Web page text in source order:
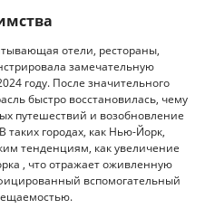
отели, рестораны,
замечательную
году. После значительного
быстро восстановилась, чему
путешествий и возобновление
таких городах, как Нью-Йорк,
тенденциям, как увеличение
, что отражает оживленную
вспомогательный